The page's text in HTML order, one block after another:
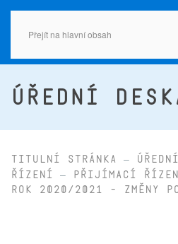
Přejít na hlavní obsah
ÚŘEDNÍ
Titulní stránka
řízení
Přijímací
rok 2020/2021 - změny